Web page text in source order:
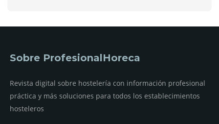
Sobre ProfesionalHoreca
Revista digital sobre hostelería con información profesional
práctica y más soluciones para todos los establecimientos
hosteleros